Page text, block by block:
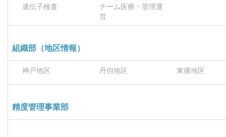
遺伝子検査
チーム医療・管理運
営
組織部（地区情報）
神戸地区 丹但地区 東播地区
精度管理事業部